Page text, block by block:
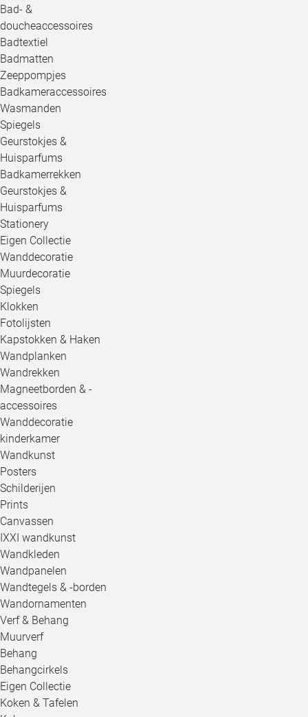
Bad- &
doucheaccessoires
Badtextiel
Badmatten
Zeeppompjes
Badkameraccessoires
Wasmanden
Spiegels
Geurstokjes &
Huisparfums
Badkamerrekken
Geurstokjes &
Huisparfums
Stationery
Eigen Collectie
Wanddecoratie
Muurdecoratie
Spiegels
Klokken
Fotolijsten
Kapstokken & Haken
Wandplanken
Wandrekken
Magneetborden & -
accessoires
Wanddecoratie
kinderkamer
Wandkunst
Posters
Schilderijen
Prints
Canvassen
IXXI wandkunst
Wandkleden
Wandpanelen
Wandtegels & -borden
Wandornamenten
Verf & Behang
Muurverf
Behang
Behangcirkels
Eigen Collectie
Koken & Tafelen